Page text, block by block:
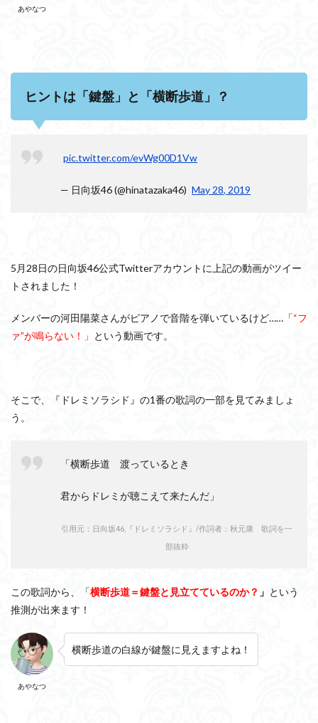
あやなつ
ヒントは「鍵盤」と「横断歩道」？
pic.twitter.com/evWg00D1Vw
— 日向坂46 (@hinatazaka46) May 28, 2019
5月28日の日向坂46公式Twitterアカウントに上記の動画がツイー
トされました！
メンバーの河田陽菜さんがピアノで音階を弾いているけど……「“フ
ァ”が鳴らない！」 という動画です。
そこで、『ドレミソラシド』の1番の歌詞の一部を見てみましょ
う。
「横断歩道 渡っているとき
君からドレミが聴こえて来たんだ」
引用元：日向坂46,『ドレミソラシド』/作詞者：秋元康 歌詞を一
部抜粋
この歌詞から、「横断歩道＝鍵盤と見立てているのか？ 」 という
推測が出来ます！
あやなつ
横断歩道の白線が鍵盤に見えますよね！